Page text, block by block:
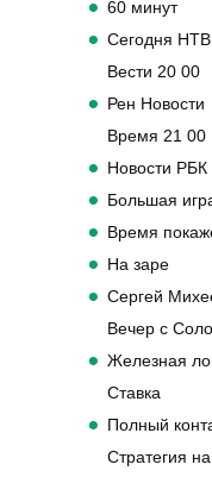
60 минут
Сегодня НТВ
Вести 20 00
Рен Новости
Время 21 00
Новости РБК
Большая
Время
На заре
Сергей
Вечер с
Железная
Ставка
Полный
Стратегия